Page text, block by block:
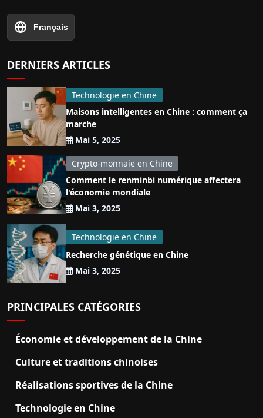
Français
DERNIERS ARTICLES
Technologie en Chine
Maisons intelligentes en Chine : comment ça
marche
Mai 5, 2025
Crypto-monnaie en Chine
Comment le renminbi numérique affectera
l'économie mondiale
Mai 3, 2025
Technologie en Chine
Recherche génétique en Chine
Mai 3, 2025
PRINCIPALES CATÉGORIES
Économie et développement de la Chine
Culture et traditions chinoises
Réalisations sportives de la Chine
Technologie en Chine